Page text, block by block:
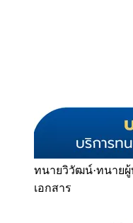
ทนายวิวัฒน์·ทนายผู้
เอกสาร